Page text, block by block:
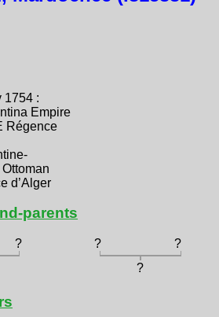
1754 :
Empire
Régence
d’Alger
parents
? ?
?
?